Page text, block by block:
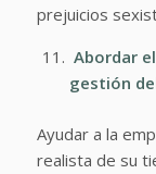
prejuicios
Abordar
gestión
Ayudar a la
realista de su